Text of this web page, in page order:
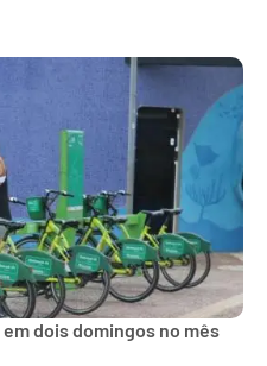
dois domingos no mês